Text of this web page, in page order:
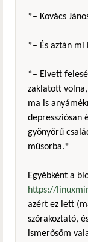
*– Kovács
*– És aztán mi
*– Elvett
zaklatott
ma is
depressziósan
gyönyörű
műsorba.*
Egyébként a
https://
azért ez lett
szórakoztató,
ismerősöm